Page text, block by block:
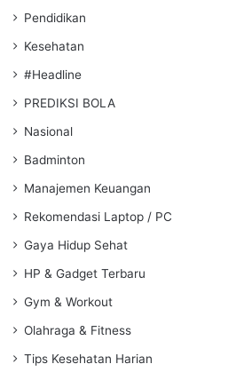
Pendidikan
Kesehatan
#Headline
PREDIKSI BOLA
Nasional
Badminton
Manajemen Keuangan
Rekomendasi Laptop / PC
Gaya Hidup Sehat
HP & Gadget Terbaru
Gym & Workout
Olahraga & Fitness
Tips Kesehatan Harian